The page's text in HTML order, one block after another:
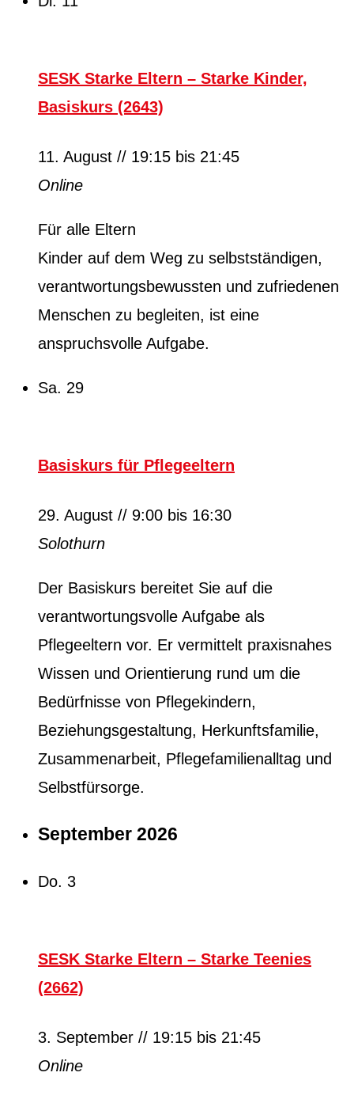
SESK Starke Eltern – Starke Kinder,
Basiskurs (2643)
11. August // 19:15 bis 21:45
Online
Für alle Eltern
Kinder auf dem Weg zu selbstständigen,
verantwortungsbewussten und zufriedenen
Menschen zu begleiten, ist eine
anspruchsvolle Aufgabe.
Sa. 29
Basiskurs für Pflegeeltern
29. August // 9:00 bis 16:30
Solothurn
Der Basiskurs bereitet Sie auf die
verantwortungsvolle Aufgabe als
Pflegeeltern vor. Er vermittelt praxisnahes
Wissen und Orientierung rund um die
Bedürfnisse von Pflegekindern,
Beziehungsgestaltung, Herkunftsfamilie,
Zusammenarbeit, Pflegefamilienalltag und
Selbstfürsorge.
September 2026
Do. 3
SESK Starke Eltern – Starke Teenies
(2662)
3. September // 19:15 bis 21:45
Online